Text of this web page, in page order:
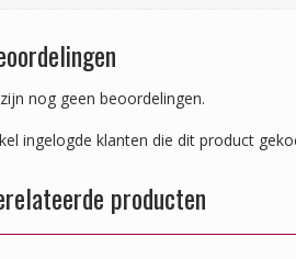
nog geen beoordelingen.
ingelogde klanten die dit product
producten